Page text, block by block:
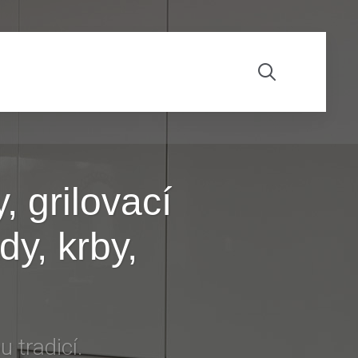
grilovací
krby,
tradicí.